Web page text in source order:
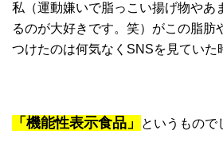
私（運動嫌いで脂っこい揚げ物やあ
るのが大好きです。笑）がこの脂肪
つけたのは何気なくSNSを見ていた
「機能性表示食品」 というもので